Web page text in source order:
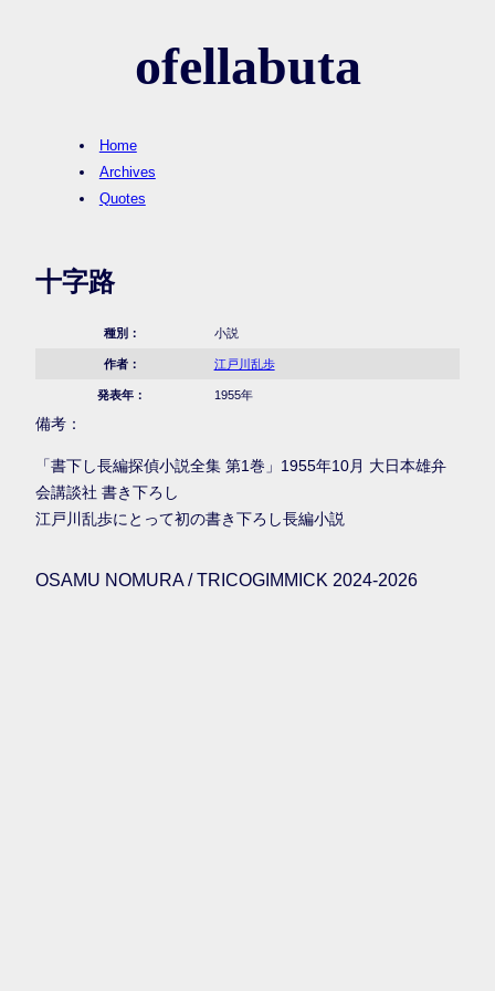
ofellabuta
Home
Archives
Quotes
十字路
種別： 小説
作者： 江戸川乱歩
発表年： 1955年
備考：
「書下し長編探偵小説全集 第1巻」1955年10月 大日本雄弁
会講談社 書き下ろし
江戸川乱歩にとって初の書き下ろし長編小説
OSAMU NOMURA / TRICOGIMMICK 2024-2026